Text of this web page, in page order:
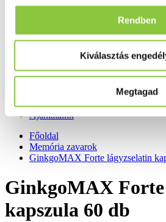
Rendben
Kiválasztás
Megtagad
Fogköztisztító
Gyógyteák
Könyvek
Egészség ajándékba
Tápszer
Ajánlataink
Főoldal
Memória zavarok
GinkgoMAX Forte lágyzselatin
GinkgoMAX
kapszula 60 db